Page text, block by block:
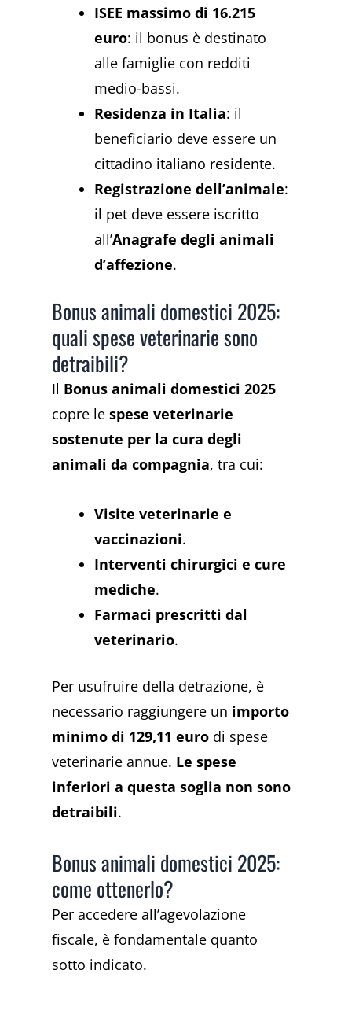
ISEE massimo di 16.215
euro: il bonus è destinato
alle famiglie con redditi
medio-bassi.
Residenza in Italia: il
beneficiario deve essere un
cittadino italiano residente.
Registrazione dell’animale:
il pet deve essere iscritto
all’Anagrafe degli animali
d’affezione.
Bonus animali domestici 2025:
quali spese veterinarie sono
detraibili?
Il Bonus animali domestici 2025
copre lespese veterinarie
sostenute per la cura degli
animali da compagnia, tra cui:
Visite veterinarie e
vaccinazioni.
Interventi chirurgici e cure
mediche.
Farmaci prescritti dal
veterinario.
Per usufruire della detrazione, è
necessario raggiungere un importo
minimo di 129,11 euro di spese
veterinarie annue. Le spese
inferiori a questa soglia non sono
detraibili.
Bonus animali domestici 2025:
come ottenerlo?
Per accedere all’agevolazione
fiscale, è fondamentale quanto
sotto indicato.